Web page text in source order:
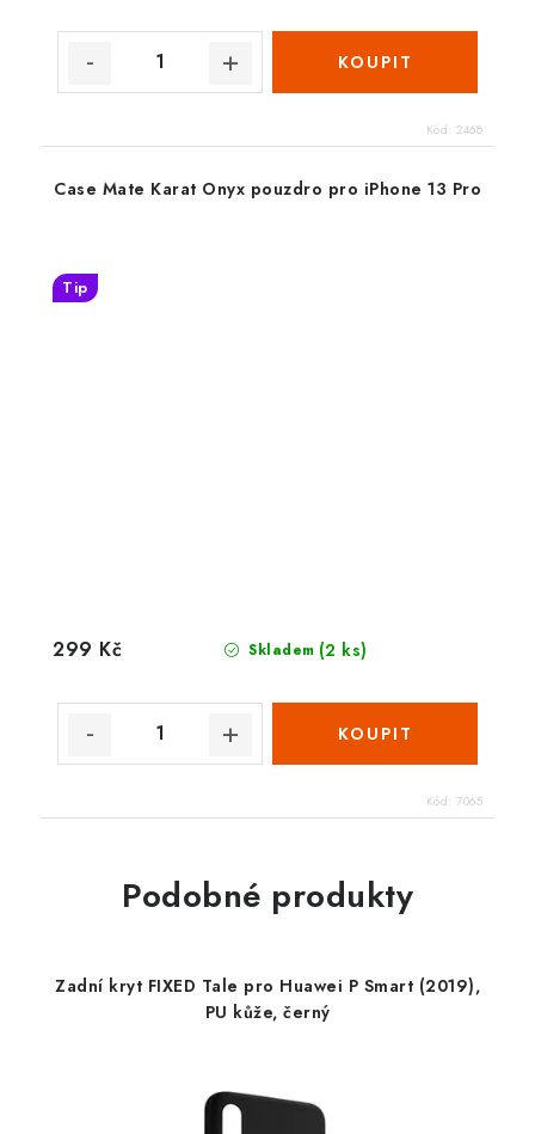
Kód: 2468
Case Mate Karat Onyx pouzdro pro iPhone 13 Pro
Tip
Skladem (2 ks)
299 Kč
Kód: 7065
Podobné produkty
Zadní kryt FIXED Tale pro Huawei P Smart (2019),
PU kůže, černý